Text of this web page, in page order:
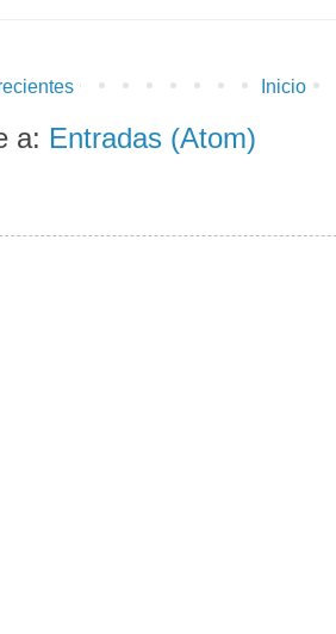
Inicio
a: Entradas (Atom)